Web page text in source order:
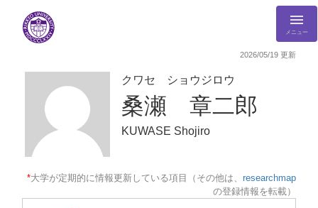
メニュー
2026/05/19 更新
クワセ ショウジロウ
桑瀬 章二郎
KUWASE Shojiro
*大学が定期的に情報更新している項目（その他は、 researchmap
の登録情報を転載）